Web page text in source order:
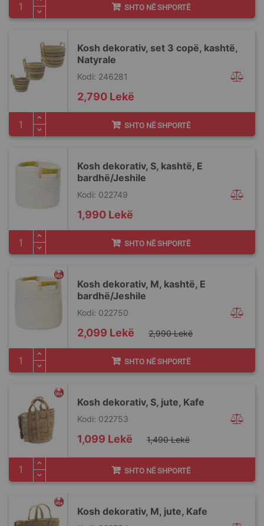
SHTO NË SHPORTË
Kosh dekorativ, set 3 copë, kashtë,
Natyrale
Kodi: 246281
2,790 Lekë
SHTO NË SHPORTË
Kosh dekorativ, S, kashtë, E
bardhë/Jeshile
Kodi: 022749
1,990 Lekë
SHTO NË SHPORTË
Kosh dekorativ, M, kashtë, E
bardhë/Jeshile
Kodi: 022750
Special
Price
2,099 Lekë 2,990 Lekë
SHTO NË SHPORTË
Kosh dekorativ, S, jute, Kafe
Kodi: 022753
Special
Price
1,099 Lekë 1,490 Lekë
SHTO NË SHPORTË
Kosh dekorativ, M, jute, Kafe